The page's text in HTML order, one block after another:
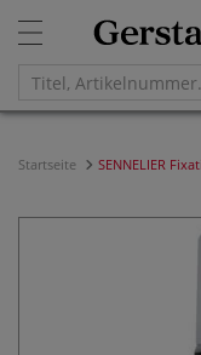
Startseite SENNELIER